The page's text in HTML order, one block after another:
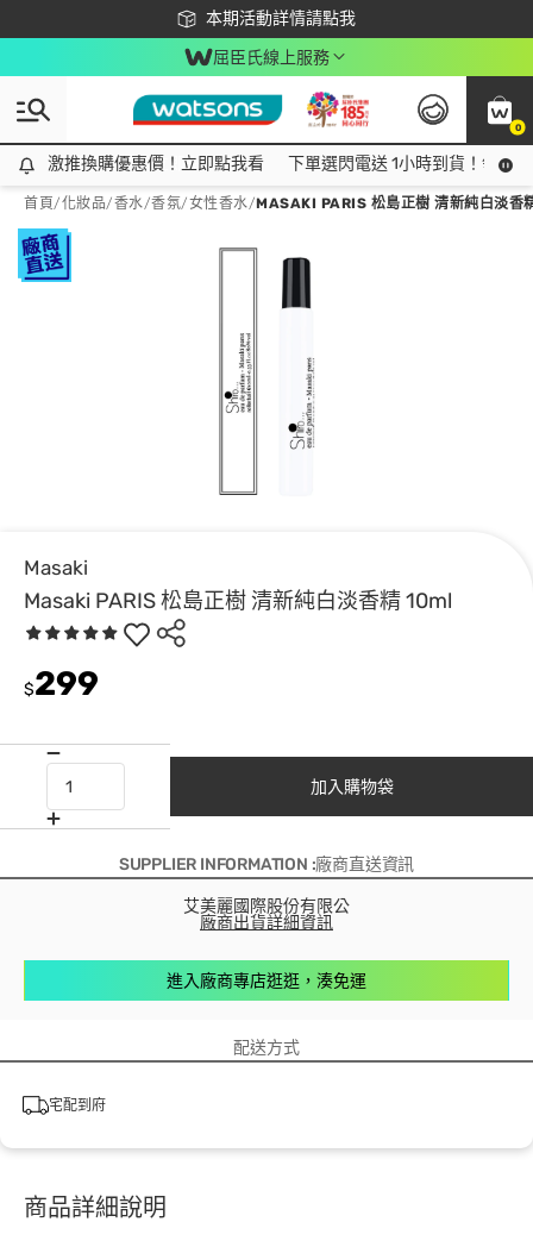
本期活動詳情請點我
下載app最高回饋$350
屈臣氏線上服務
0
激推換購優惠價！立即點我看
激推換購優惠價！立即點我看 下單選閃電送 1小時到貨！領神
首頁/化妝品/香水/香氛/女性香水/MASAKI PARIS 松島正樹 清新純白淡香
Masaki
Masaki PARIS 松島正樹 清新純白淡香精 10ml
$299
加入購物袋
SUPPLIER INFORMATION :廠商直送資訊
艾美麗國際股份有限公
廠商出貨詳細資訊
進入廠商專店逛逛，湊免運
配送方式
宅配到府
商品詳細說明